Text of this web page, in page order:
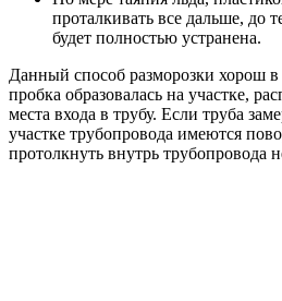
проталкивать все дальше, до
будет полностью устранена.
Данный способ разморозки хорош в
пробка образовалась на участке,
места входа в трубу. Если труба
участке трубопровода имеются
протолкнуть внутрь трубопровода